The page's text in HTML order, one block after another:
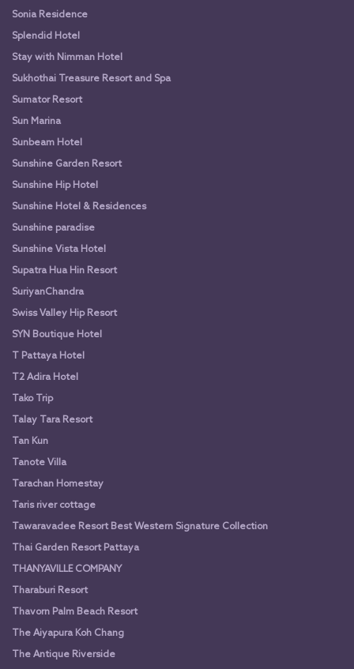
Sonia Residence
Splendid Hotel
Stay with Nimman Hotel
Sukhothai Treasure Resort and Spa
Sumator Resort
Sun Marina
Sunbeam Hotel
Sunshine Garden Resort
Sunshine Hip Hotel
Sunshine Hotel & Residences
Sunshine paradise
Sunshine Vista Hotel
Supatra Hua Hin Resort
SuriyanChandra
Swiss Valley Hip Resort
SYN Boutique Hotel
T Pattaya Hotel
T2 Adira Hotel
Tako Trip
Talay Tara Resort
Tan Kun
Tanote Villa
Tarachan Homestay
Taris river cottage
Tawaravadee Resort Best Western Signature Collection
Thai Garden Resort Pattaya
THANYAVILLE COMPANY
Tharaburi Resort
Thavorn Palm Beach Resort
The Aiyapura Koh Chang
The Antique Riverside